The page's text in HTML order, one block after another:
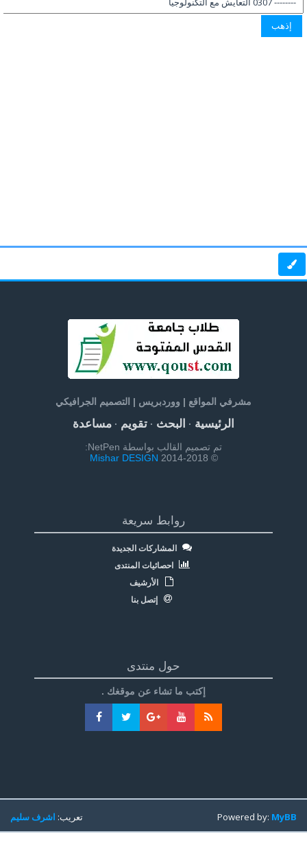
مشرفي المواقع | ووردبريس | التصميم الجرافيكي
الرئيسية· البحث· تقويم· مساعدة
تم تصميم القالب بواسطة NetPen:
© 2014-2018
Mishar DESIGN
روابط سريعة
المشاركات الجديدة
احصائيات المنتدى
الأرشيف
إتصل بنا
حول منتدى
إكتب ما تشاء عن موقغك .
تعريب:اشرف سليم Powered by:MyBB